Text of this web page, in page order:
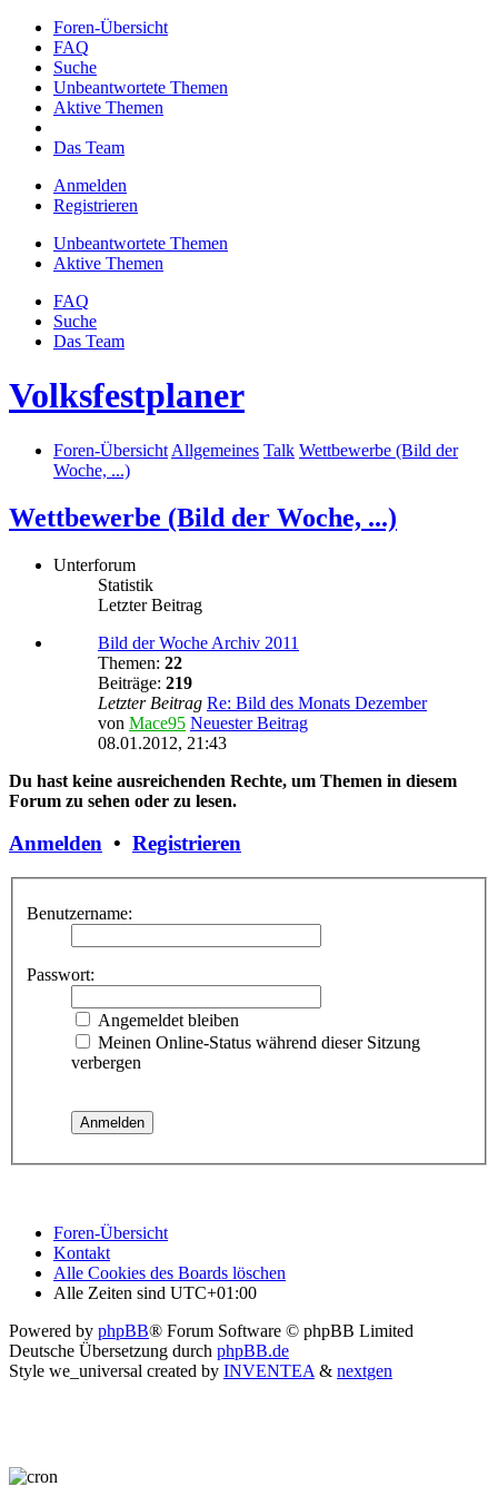
Foren-Übersicht
FAQ
Suche
Unbeantwortete Themen
Aktive Themen
Das Team
Anmelden
Registrieren
Unbeantwortete Themen
Aktive Themen
FAQ
Suche
Das Team
Volksfestplaner
Foren-Übersicht Allgemeines Talk Wettbewerbe (Bild der
Woche, ...)
Wettbewerbe (Bild der Woche, ...)
Unterforum
Statistik
Letzter Beitrag
Bild der Woche Archiv 2011
Themen: 22
Beiträge: 219
Letzter Beitrag Re: Bild des Monats Dezember
von Mace95 Neuester Beitrag
08.01.2012, 21:43
Du hast keine ausreichenden Rechte, um Themen in diesem
Forum zu sehen oder zu lesen.
Anmelden • Registrieren
Benutzername:
Passwort:
Angemeldet bleiben
Meinen Online-Status während dieser Sitzung
verbergen
Foren-Übersicht
Kontakt
Alle Cookies des Boards löschen
Alle Zeiten sind UTC+01:00
Powered by phpBB® Forum Software © phpBB Limited
Deutsche Übersetzung durch phpBB.de
Style we_universal created by INVENTEA & nextgen